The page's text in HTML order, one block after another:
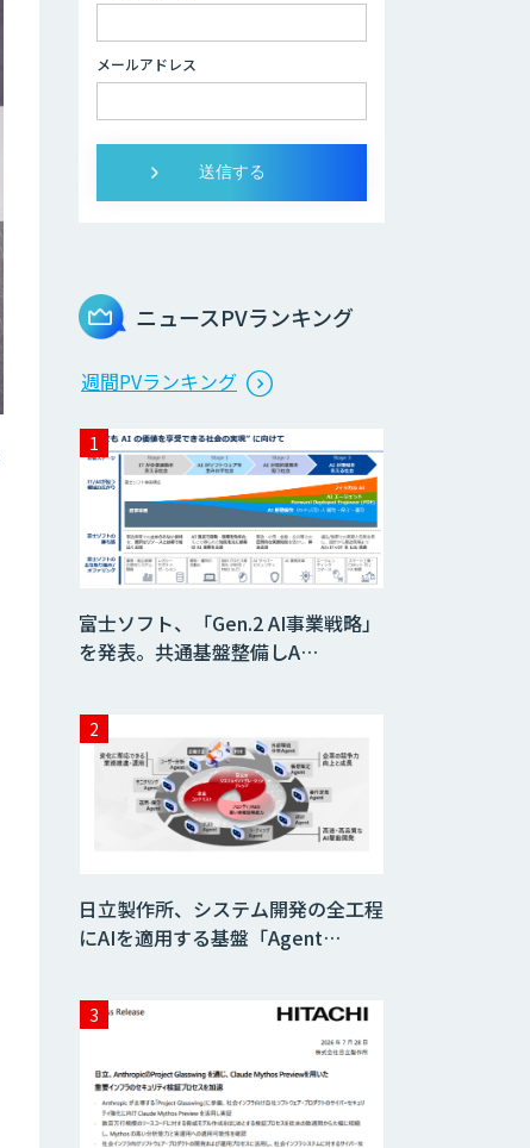
メールアドレス
ニュースPVランキング
週間PVランキング
富士ソフト、「Gen.2 AI事業戦略」
を発表。共通基盤整備しA…
日立製作所、システム開発の全工程
にAIを適用する基盤「Agent…